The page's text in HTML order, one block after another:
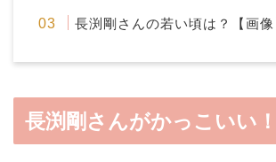
長渕剛さんの若い頃は？【画像
長渕剛さんがかっこいい！